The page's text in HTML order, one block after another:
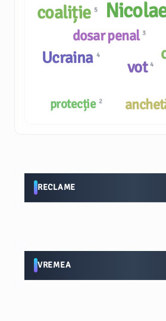
protecție 2
dosar penal 3
coaliție 5
Ucraina 4
vot4
RECLAME
VREMEA